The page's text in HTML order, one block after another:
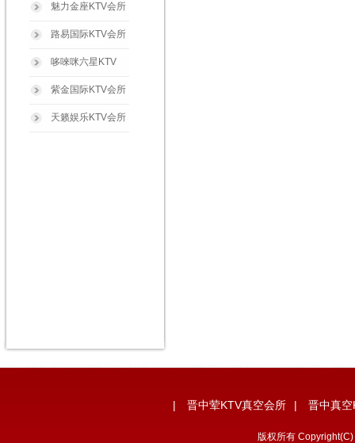
魅力金座KTV会所
路易国际KTV会所
哆唻咪六星KTV
紫金国际KTV会所
天籁娱乐KTV会所
| 晋中荤KTV真空会所 | 晋中真
版权所有